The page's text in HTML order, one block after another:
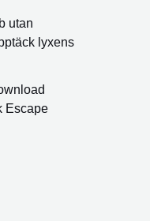
utan
lyxens
Escape